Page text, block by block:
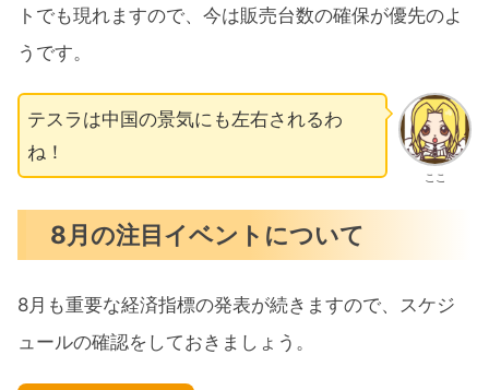
トでも現れますので、今は販売台数の確保が優先のよ
うです。
ここ
テスラは中国の景気にも左右されるわ
ね！
8月の注目イベントについて
8月も重要な経済指標の発表が続きますので、スケジ
ュールの確認をしておきましょう。